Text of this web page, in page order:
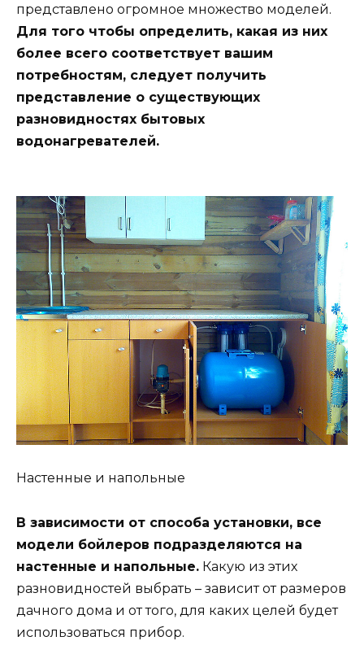
представлено огромное множество моделей.
Для того чтобы определить, какая из них
более всего соответствует вашим
потребностям, следует получить
представление о существующих
разновидностях бытовых
водонагревателей.
Настенные и напольные
В зависимости от способа установки, все
модели бойлеров подразделяются на
настенные и напольные. Какую из этих
разновидностей выбрать – зависит от размеров
дачного дома и от того, для каких целей будет
использоваться прибор.